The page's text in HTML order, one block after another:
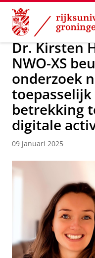
Skip
Content
Skip
Navigation
Over ons
Dr. Kirsten
NWO-XS
onderzoek
betrekking
digitale
09 januari 2025